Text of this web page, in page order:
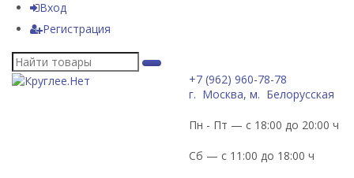
Вход
Регистрация
+7 (962) 960-78-78
г. Москва, м. Белорусская
Пн - Пт — с 18:00 до 20:00 ч
Сб — с 11:00 до 18:00 ч